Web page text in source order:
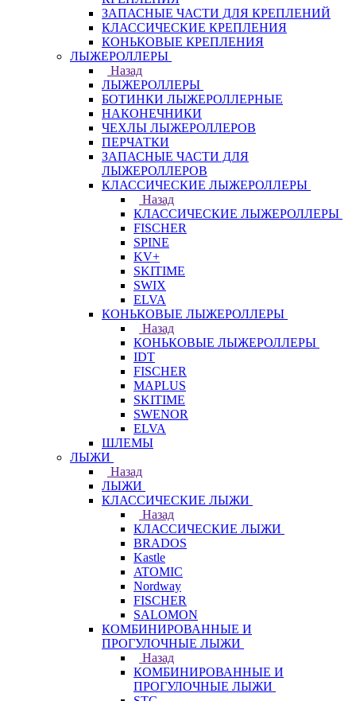
ЗАПАСНЫЕ ЧАСТИ ДЛЯ КРЕПЛЕНИЙ
КЛАССИЧЕСКИЕ КРЕПЛЕНИЯ
КОНЬКОВЫЕ КРЕПЛЕНИЯ
ЛЫЖЕРОЛЛЕРЫ
Назад
ЛЫЖЕРОЛЛЕРЫ
БОТИНКИ ЛЫЖЕРОЛЛЕРНЫЕ
НАКОНЕЧНИКИ
ЧЕХЛЫ ЛЫЖЕРОЛЛЕРОВ
ПЕРЧАТКИ
ЗАПАСНЫЕ ЧАСТИ ДЛЯ
ЛЫЖЕРОЛЛЕРОВ
КЛАССИЧЕСКИЕ ЛЫЖЕРОЛЛЕРЫ
Назад
КЛАССИЧЕСКИЕ ЛЫЖЕРОЛЛЕРЫ
FISCHER
SPINE
KV+
SKITIME
SWIX
ELVA
КОНЬКОВЫЕ ЛЫЖЕРОЛЛЕРЫ
Назад
КОНЬКОВЫЕ ЛЫЖЕРОЛЛЕРЫ
IDT
FISCHER
MAPLUS
SKITIME
SWENOR
ELVA
ШЛЕМЫ
ЛЫЖИ
Назад
ЛЫЖИ
КЛАССИЧЕСКИЕ ЛЫЖИ
Назад
КЛАССИЧЕСКИЕ ЛЫЖИ
BRADOS
Kastle
ATOMIC
Nordway
FISCHER
SALOMON
КОМБИНИРОВАННЫЕ И
ПРОГУЛОЧНЫЕ ЛЫЖИ
Назад
КОМБИНИРОВАННЫЕ И
ПРОГУЛОЧНЫЕ ЛЫЖИ